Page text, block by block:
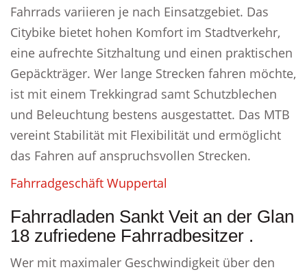
Fahrrads variieren je nach Einsatzgebiet. Das
Citybike bietet hohen Komfort im Stadtverkehr,
eine aufrechte Sitzhaltung und einen praktischen
Gepäckträger. Wer lange Strecken fahren möchte,
ist mit einem Trekkingrad samt Schutzblechen
und Beleuchtung bestens ausgestattet. Das MTB
vereint Stabilität mit Flexibilität und ermöglicht
das Fahren auf anspruchsvollen Strecken.
Fahrradgeschäft Wuppertal
Fahrradladen Sankt Veit an der Glan
18 zufriedene Fahrradbesitzer .
Wer mit maximaler Geschwindigkeit über den